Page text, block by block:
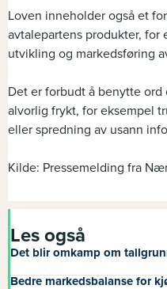
Loven inneholder også et
avtalepartens produkter, for
utvikling og markedsføring
Det er forbudt å benytte
alvorlig frykt, for eksempel
eller spredning av usann
Kilde: Pressemelding fra
Les også
Det blir omkamp om
Bedre markedsbalanse for